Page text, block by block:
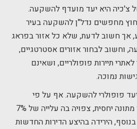
צ'כיה היא יעד מועדף להשקעה.
מחפשים נדל"ן להשקעה בעיר
אך חשוב לדעת, שלא כל אזור בפראג
וחשוב לבחור אזורים אסטרטגיים,
תיירות פופולריים, ושאינם
נמוכה.
פופולרי להשקעה. אף על פי
שהעלייה במחירים בברנו מתונה יחסית, צפויה בה עלייה של 7%
הירידה בהיצע הדירות החדשות